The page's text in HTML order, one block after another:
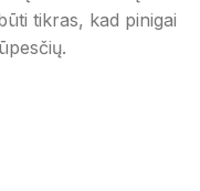
tikras, kad pinigai